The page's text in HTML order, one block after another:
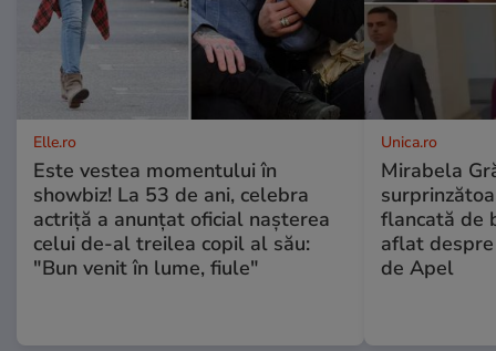
Elle.ro
Este vestea momentului în
showbiz! La 53 de ani, celebra
actriță a anunțat oficial nașterea
celui de-al treilea copil al său:
"Bun venit în lume, fiule"
Unica.ro
Mirabela
flancată de
aflat
de Apel